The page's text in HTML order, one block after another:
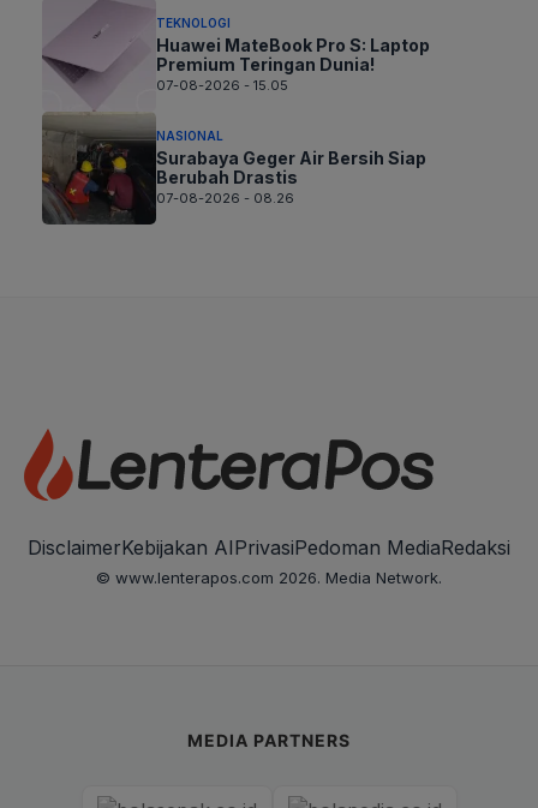
TEKNOLOGI
Huawei MateBook Pro S: Laptop
Premium Teringan Dunia!
07-08-2026 - 15.05
NASIONAL
Surabaya Geger Air Bersih Siap
Berubah Drastis
07-08-2026 - 08.26
DisclaimerKebijakan AIPrivasiPedoman MediaRedaksi
© www.lenterapos.com 2026. Media Network.
MEDIA PARTNERS